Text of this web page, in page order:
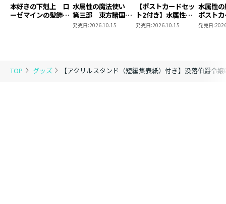
TOP グッズ 【アクリルスタンド（短編集表紙）付き】没落伯爵令
本好きの下剋上 ロ
ーゼマインの髪飾り
水属性の魔法使い
第三部 東方諸国編
8 同時発売まとめ
発売日:2026.10.15
【ポストカードセッ
ト2付き】水属性の
魔法使い 第三部
発売日:2026.10.15
水属性
ポスト
2
発売日: